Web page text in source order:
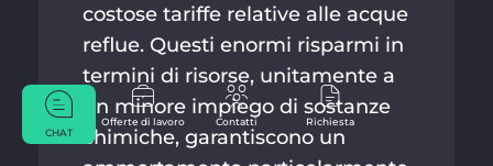
Offerte di lavoro Contatti
Richiesta
CHAT
costose tariffe relative alle acque
reflue. Questi enormi risparmi in
termini di risorse, unitamente a
un minore impiego di sostanze
chimiche, garantiscono un